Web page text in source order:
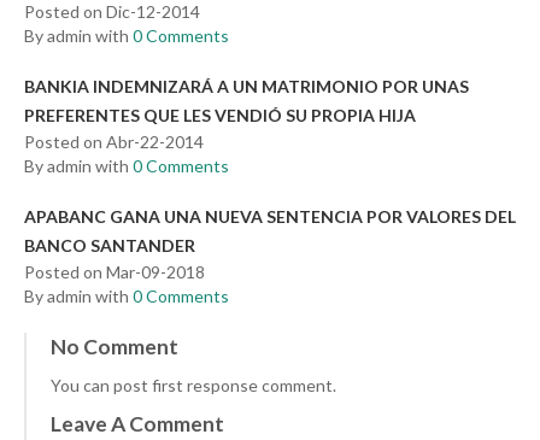
Posted on Dic-12-2014
By admin with 0 Comments
BANKIA INDEMNIZARÁ A UN MATRIMONIO POR UNAS
PREFERENTES QUE LES VENDIÓ SU PROPIA HIJA
Posted on Abr-22-2014
By admin with 0 Comments
APABANC GANA UNA NUEVA SENTENCIA POR VALORES DEL
BANCO SANTANDER
Posted on Mar-09-2018
By admin with 0 Comments
No Comment
You can post first response comment.
Leave A Comment